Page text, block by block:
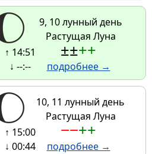
9, 10 лунный день
Растущая Луна
↑ 14:51
↓ --:--
±±++
подробнее →
10, 11 лунный день
Растущая Луна
↑ 15:00
↓ 00:44
−−++
подробнее →